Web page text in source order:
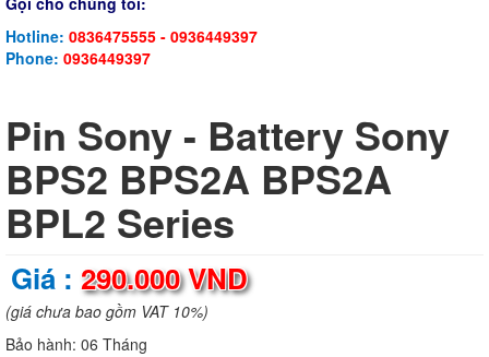
Hotline: 0836475555 - 0936449397
Phone: 0936449397
Pin Sony - Battery Sony
BPS2 BPS2A BPS2A
BPL2 Series
Giá : 290.000 VND
(giá chưa bao gồm VAT 10%)
Bảo hành: 06 Tháng